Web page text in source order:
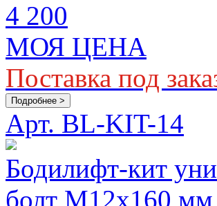
4 200
МОЯ ЦЕНА
Поставка под
Подробнее >
Арт. BL-KIT-14
Бодилифт-кит
болт M12х160 мм